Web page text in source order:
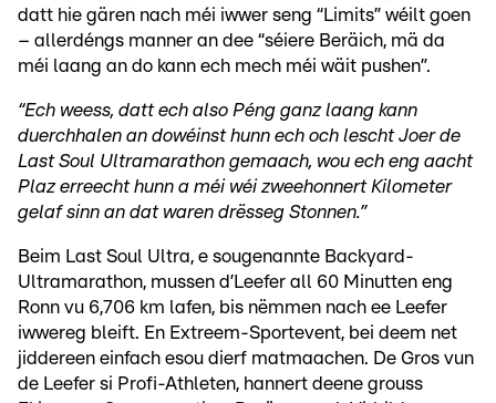
datt hie gären nach méi iwwer seng “Limits” wéilt goen
– allerdéngs manner an dee “séiere Beräich, mä da
méi laang an do kann ech mech méi wäit pushen”.
“Ech weess, datt ech also Péng ganz laang kann
duerchhalen an dowéinst hunn ech och lescht Joer de
Last Soul Ultramarathon gemaach, wou ech eng aacht
Plaz erreecht hunn a méi wéi zweehonnert Kilometer
gelaf sinn an dat waren drësseg Stonnen.”
Beim Last Soul Ultra, e sougenannte Backyard-
Ultramarathon, mussen d’Leefer all 60 Minutten eng
Ronn vu 6,706 km lafen, bis nëmmen nach ee Leefer
iwwereg bleift. En Extreem-Sportevent, bei deem net
jiddereen einfach esou dierf matmaachen. De Gros vun
de Leefer si Profi-Athleten, hannert deene grouss